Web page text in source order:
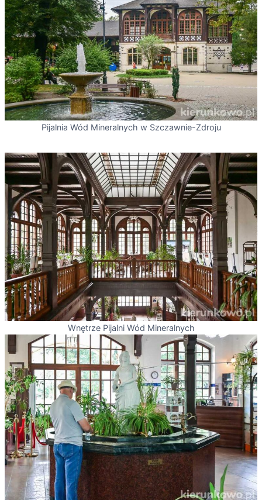
Pijalnia Wód Mineralnych w Szczawnie-Zdroju
Wnętrze Pijalni Wód Mineralnych